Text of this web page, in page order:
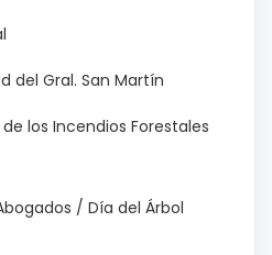
del Gral. San Martín
los Incendios Forestales
/ Día del Árbol